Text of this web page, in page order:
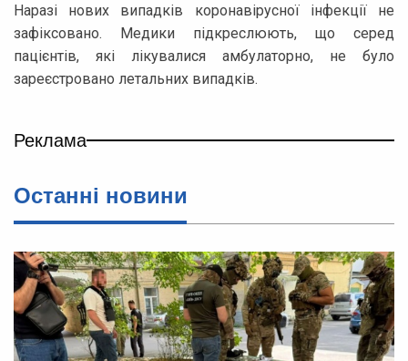
Наразі нових випадків коронавірусної інфекції не
зафіксовано. Медики підкреслюють, що серед
пацієнтів, які лікувалися амбулаторно, не було
зареєстровано летальних випадків.
Реклама
Останні новини